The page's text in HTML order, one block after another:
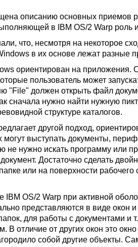
описанию основных приемов
в IBM OS/2 Warp роль
что, несмотря на некоторое
в их основе лежат разные
ориентирован на
пользователь может
"File" должен открыть файл
сначала нужно найти нужную
структуре каталогов.
другой подход,
могут выступать документы,
не нужно искать программу или
Достаточно сделать
или на поверхности
IBM OS/2 Warp при активной
представляются в виде окон
для работы с документами и
В отличие от других окон это
собой другие объекты.